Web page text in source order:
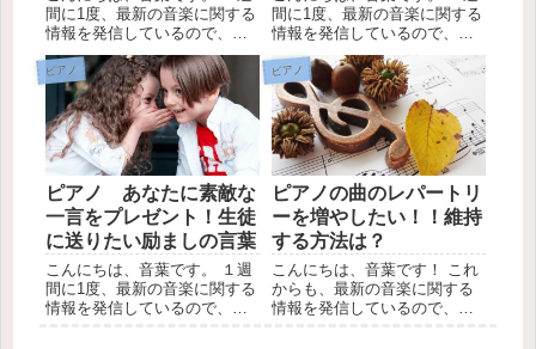
間に1度、最新の音楽に関する
情報を発信しているので、
LINEの友達登録お願いしま
す。 ところで、今回の本題
は、Alma Deutscher について
です。 どこかで一度はその名
を聞いたことがあるかもしれ
ませんが、...
間に1度、最新の音楽に関する
情報を発信しているので、
LINEの友達登録お願いしま
す。 ピアノ協奏曲シリーズ第
四弾、人生で一度は聞きたい
ピアノコンチェルトです。 第
一弾はこちら！ 第二弾はこち
ら！ 第三弾はこちら！...
ピアノ
ピアノ あなたに素敵な
一言をプレゼント！生徒
に送りたい励ましの言葉
こんにちは、音葉です。 １週
間に1度、最新の音楽に関する
情報を発信しているので、
ピアノ
ピアノの曲のレパートリ
ーを増やしたい！！維持
する方法は？
こんにちは、音葉です！ これ
からも、最新の音楽に関する
情報を発信しているので、